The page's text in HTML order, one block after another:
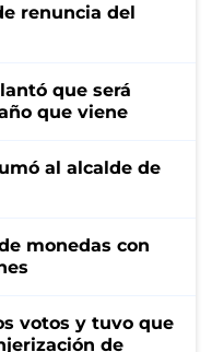
renuncia del
que será
que viene
al alcalde de
monedas con
votos y tuvo que
de